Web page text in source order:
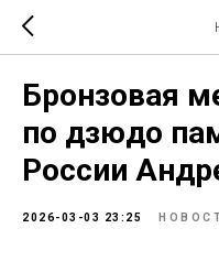
Бронзовая
по дзюдо
России
2026-03-03 23:25